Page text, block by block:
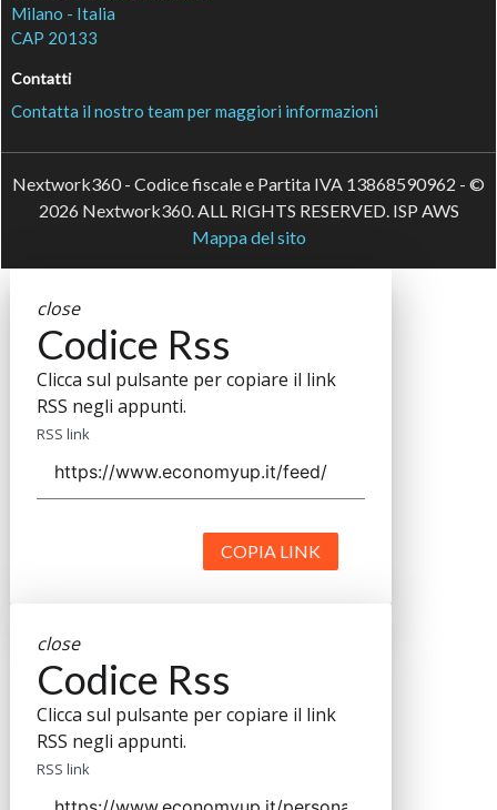
Milano - Italia
CAP 20133
Contatti
Contatta il nostro team per maggiori informazioni
Nextwork360 - Codice fiscale e Partita IVA 13868590962 - ©
2026 Nextwork360. ALL RIGHTS RESERVED. ISP AWS
Mappa del sito
close
Codice Rss
Clicca sul pulsante per copiare il link
RSS negli appunti.
RSS link
COPIA LINK
close
Codice Rss
Clicca sul pulsante per copiare il link
RSS negli appunti.
RSS link